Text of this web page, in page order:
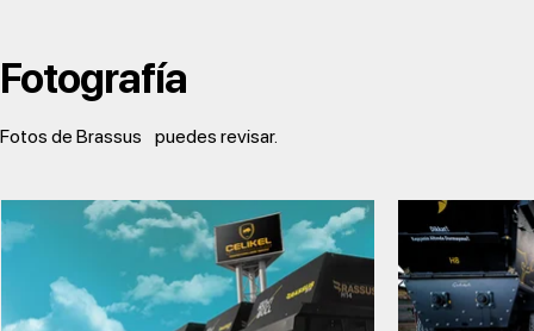
Fotografía
Fotos de Brassus puedes revisar.